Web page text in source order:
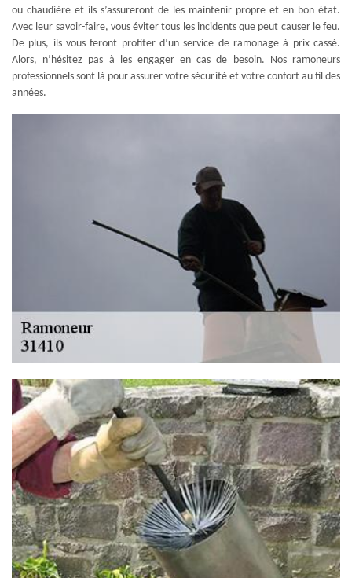
ou chaudière et ils s’assureront de les maintenir propre et en bon état.
Avec leur savoir-faire, vous éviter tous les incidents que peut causer le feu.
De plus, ils vous feront profiter d’un service de ramonage à prix cassé.
Alors, n’hésitez pas à les engager en cas de besoin. Nos ramoneurs
professionnels sont là pour assurer votre sécurité et votre confort au fil des
années.